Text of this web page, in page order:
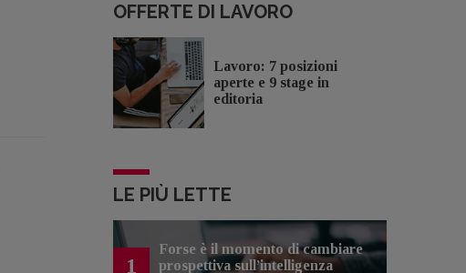
OFFERTE DI LAVORO
Lavoro: 7 posizioni
aperte e 9 stage in
editoria
LE PIÙ LETTE
1
Forse è il momento di cambiare
prospettiva sull’intelligenza